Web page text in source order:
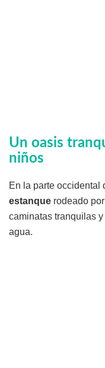
Un oasis
niños
En la parte occidental
estanque rodeado
caminatas tranquilas
agua.